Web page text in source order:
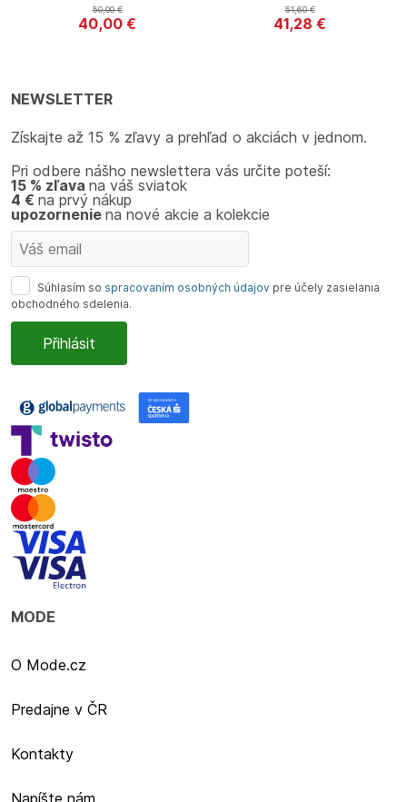
40,00 €
50,00€
41,28 €
51,60€
NEWSLETTER
Získajte až 15 % zľavy a prehľad o akciách v jednom.
Pri odbere nášho newslettera vás určite poteší:
15 % zľava na váš sviatok
4 € na prvý nákup
upozornenie na nové akcie a kolekcie
Súhlasím so spracovaním osobných údajov pre účely zasielania
obchodného sdelenia.
MODE
O Mode.cz
Predajne v ČR
Kontakty